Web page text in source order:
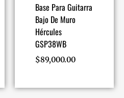
Base Para Guitarra
Bajo De Muro
Hércules
GSP38WB
$89,000.00